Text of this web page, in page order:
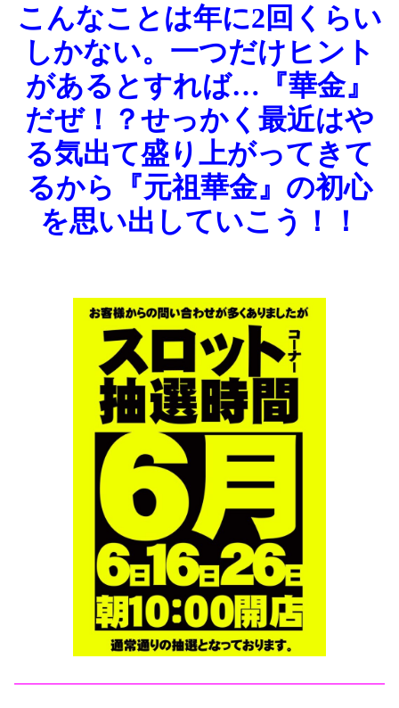
こんなことは年に2回くらい
しかない。一つだけヒント
があるとすれば…『華金』
だぜ！？せっかく最近はや
る気出て盛り上がってきて
るから『元祖華金』の初心
を思い出していこう！！
━━━━━━━━━━━━━━━━━━━━━━━━━━